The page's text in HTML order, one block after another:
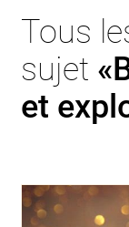
Tous
sujet
et